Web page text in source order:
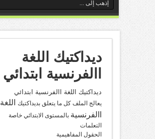
ديداكتيك اللغة
االفرنسية ابتدائي
ديداكتيك اللغة االفرنسية ابتدائي
يعالج الملف كل ما يتعلق بديداكتيك
اللغة
االفرنسية بالمستوى الابتدائي خاصة
التعلمات
الحقول المفاهيمية